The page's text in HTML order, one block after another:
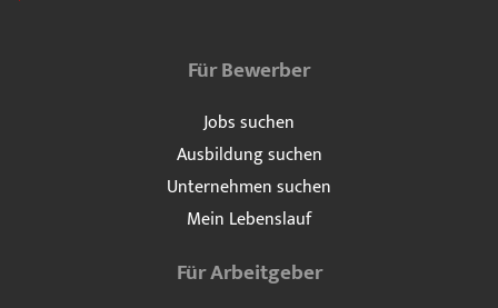
Für Bewerber
Jobs suchen
Ausbildung suchen
Unternehmen suchen
Mein Lebenslauf
Für Arbeitgeber